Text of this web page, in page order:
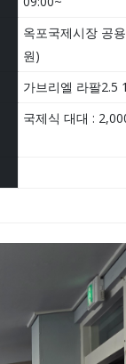
옥포국제시장 공
원)
가브리엘 라팔2.5
국제식 대대 :